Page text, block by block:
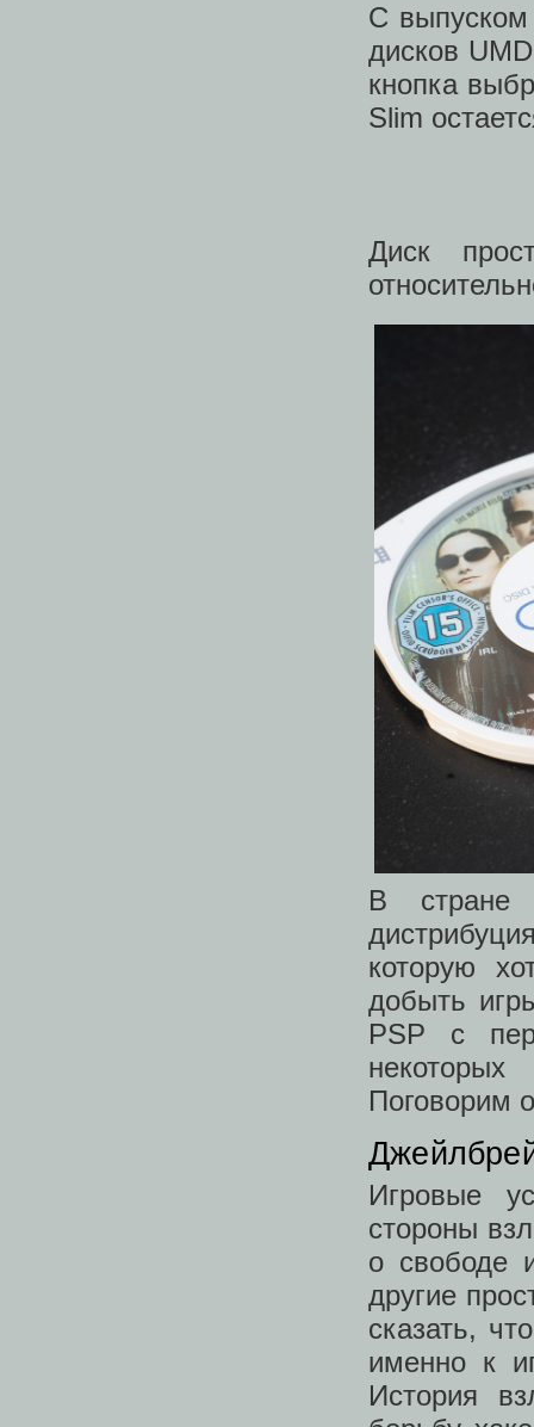
С выпуском
дисков
кнопка
Slim
Диск
В стране
которую
добыть
PSP с
некоторых
Поговорим
Игровые
стороны
о свободе
другие
сказать,
именно к
История